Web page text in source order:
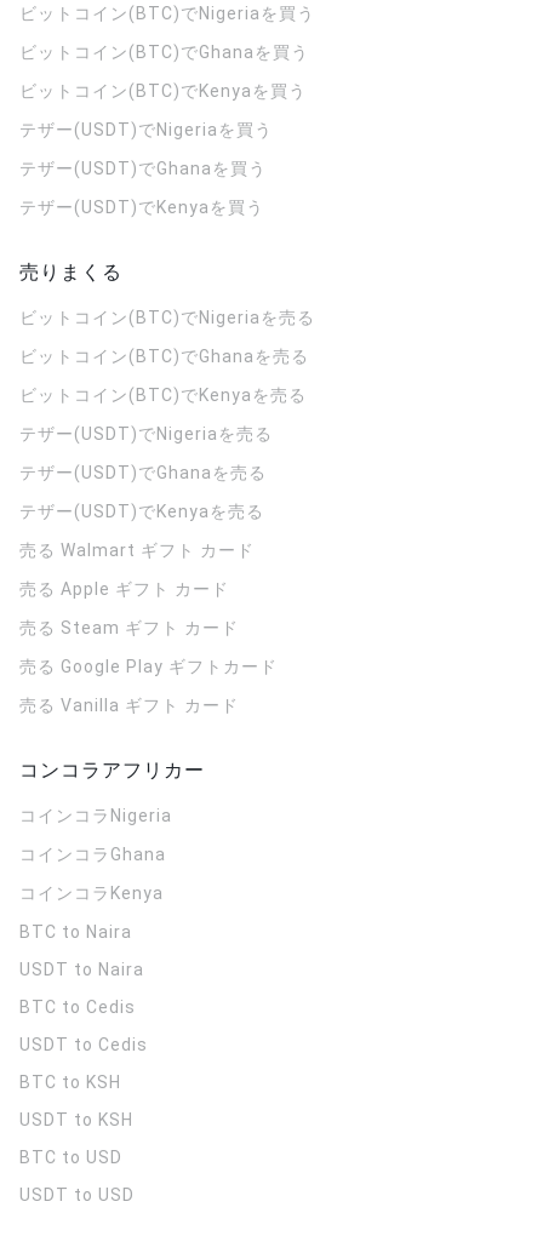
ビットコイン(BTC)でNigeriaを買う
ビットコイン(BTC)でGhanaを買う
ビットコイン(BTC)でKenyaを買う
テザー(USDT)でNigeriaを買う
テザー(USDT)でGhanaを買う
テザー(USDT)でKenyaを買う
売りまくる
ビットコイン(BTC)でNigeriaを売る
ビットコイン(BTC)でGhanaを売る
ビットコイン(BTC)でKenyaを売る
テザー(USDT)でNigeriaを売る
テザー(USDT)でGhanaを売る
テザー(USDT)でKenyaを売る
売る Walmart ギフト カード
売る Apple ギフト カード
売る Steam ギフト カード
売る Google Play ギフトカード
売る Vanilla ギフト カード
コンコラアフリカー
コインコラ Nigeria
コインコラ Ghana
コインコラ Kenya
BTC to Naira
USDT to Naira
BTC to Cedis
USDT to Cedis
BTC to KSH
USDT to KSH
BTC to USD
USDT to USD